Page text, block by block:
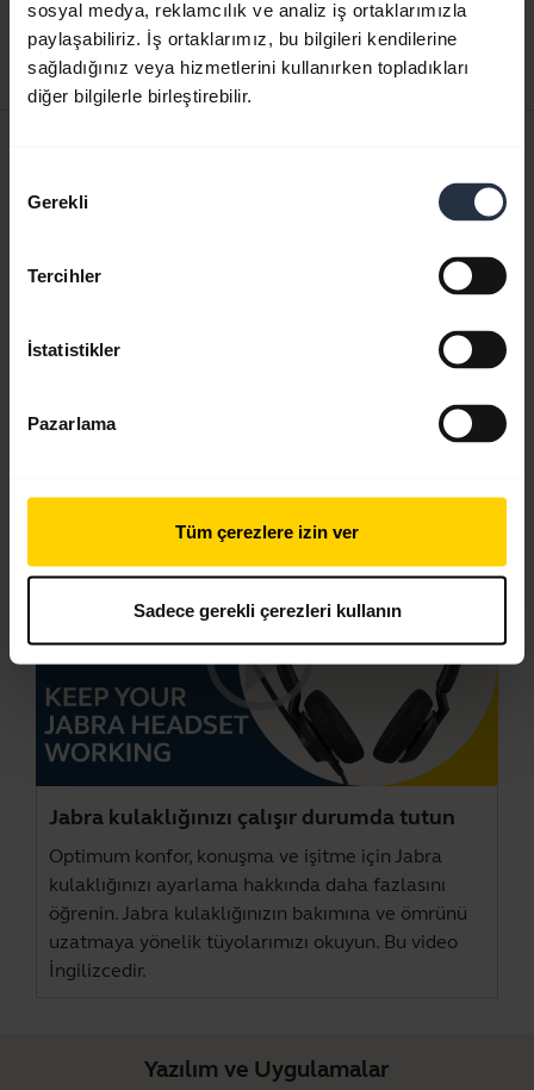
sosyal medya, reklamcılık ve analiz iş ortaklarımızla
paylaşabiliriz. İş ortaklarımız, bu bilgileri kendilerine
sağladığınız veya hizmetlerini kullanırken topladıkları
diğer bilgilerle birleştirebilir.
Seçimi
Gerekli
Tercihler
İstatistikler
Pazarlama
Tüm çerezlere izin ver
Sadece gerekli çerezleri kullanın
Karşıdan yükle
1.17 MB - pdf
Türkçe expand_more
Jabra kulaklığınızı çalışır durumda tutun
Optimum konfor, konuşma ve işitme için Jabra
kulaklığınızı ayarlama hakkında daha fazlasını
öğrenin. Jabra kulaklığınızın bakımına ve ömrünü
uzatmaya yönelik tüyolarımızı okuyun. Bu video
İngilizcedir.
Yazılım ve Uygulamalar